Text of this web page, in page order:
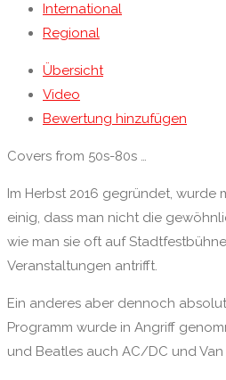
International
Regional
Übersicht
Video
Bewertung hinzufügen
Covers from 50s-80s …
Im Herbst 2016 gegründet, wurde
einig, dass man nicht die
wie man sie oft auf
Veranstaltungen antrifft.
Ein anderes aber dennoch
Programm wurde in Angriff
und Beatles auch AC/DC und